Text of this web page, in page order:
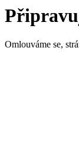
Omlouváme se,